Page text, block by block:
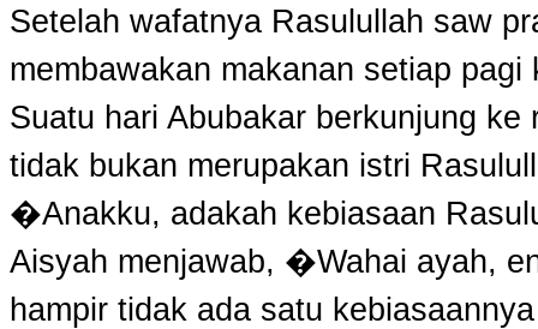
Setelah wafatnya Rasulullah saw
membawakan makanan setiap
Suatu hari Abubakar berkunjung
tidak bukan merupakan istri
�Anakku, adakah kebiasaan
Aisyah menjawab, �Wahai ayah,
hampir tidak ada satu